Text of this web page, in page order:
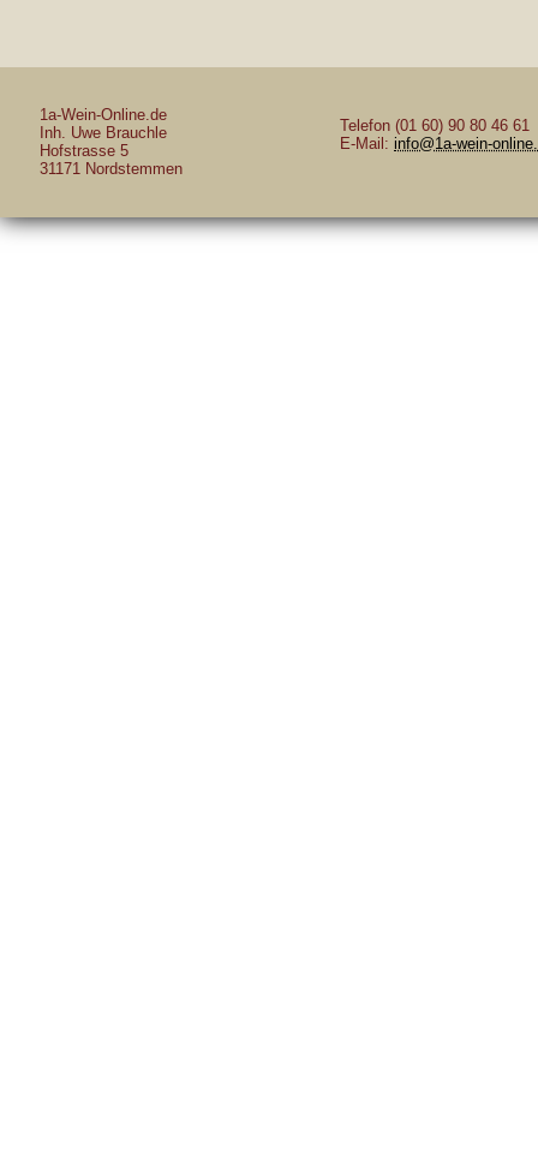
1a-Wein-Online.de
Inh. Uwe Brauchle
Hofstrasse 5
31171 Nordstemmen
Telefon (01 60) 90 80 46 61
E-Mail: info@1a-wein-